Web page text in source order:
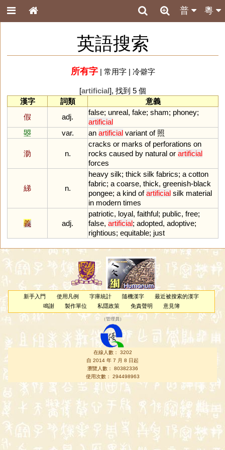
粵
普
英語搜索
所有字| 常用字| 冷僻字
[artificial], 找到 5 個
漢字
詞類
意義
假
adj.
false; unreal, fake; sham; phoney;
artificial
曌
var. an artificial variant of照
泐 n.
cracks or marks of perforations on
rocks caused by natural or artificial
forces
綈 n.
heavy silk; thick silk fabrics; a cotton
fabric; a coarse, thick, greenish-black
pongee; a kind of artificial silk material
in modern times
義 adj.
patriotic, loyal, faithful; public, free;
false, artificial; adopted, adoptive;
rightious; equitable; just
新手入門 使用凡例 字庫統計 隨機漢字
最近被搜索的漢字
鳴謝
製作單位 私隱政策 免責聲明 意見簿
（管理員 ）
在線人數： 3202
自 2014 年 7 月 8 日起
瀏覽人數： 80382336
使用次數： 294498963